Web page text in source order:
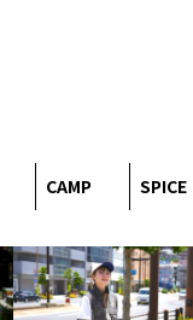
CAMP SPICE